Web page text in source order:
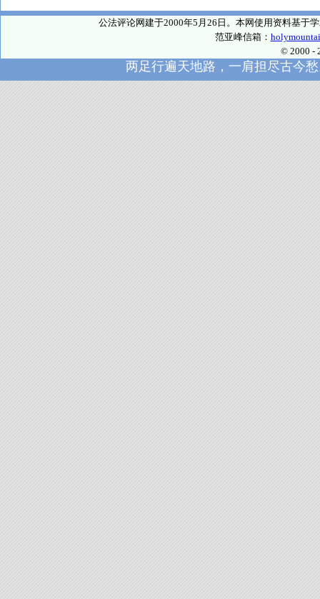
公法评论网建于2000年5月26日。本网使用资料基于
范亚峰信箱：
© 2000 -
两足行遍天地路，一肩担尽古今